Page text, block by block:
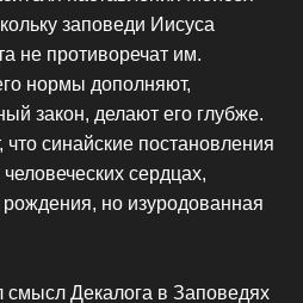
заповеди Иисуса
не противоречат им.
нормы дополняют,
закон, делают его глубже.
синайские постановления
сердцах,
но изуродованная
смысл Декалога в Заповедях